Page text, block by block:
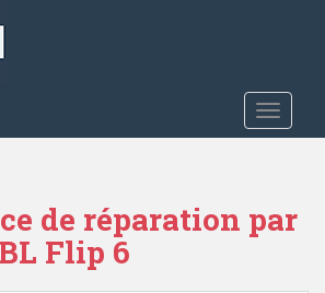
de réparation par
Flip 6